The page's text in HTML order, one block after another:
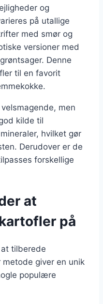
og
på utallige
med smør og
versioner med
Denne
til en favorit
men
kilde til
hvilket gør
Derudover er de
forskellige
at
på
tilberede
giver en unik
populære